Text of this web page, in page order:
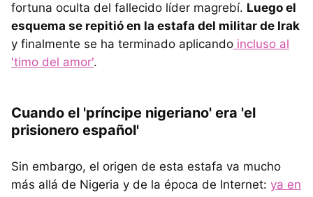
fortuna oculta del fallecido líder magrebí. Luego el
esquema se repitió en la estafa del militar de Irak
y finalmente se ha terminado aplicando incluso al
'timo del amor'.
Cuando el 'príncipe nigeriano' era 'el
prisionero español'
Sin embargo, el origen de esta estafa va mucho
más allá de Nigeria y de la época de Internet: ya en